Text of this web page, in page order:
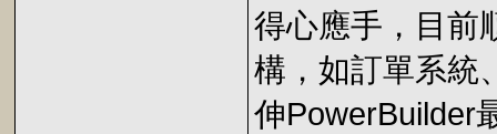
得心應手，目前
構，如訂單系統
伸PowerBuilder